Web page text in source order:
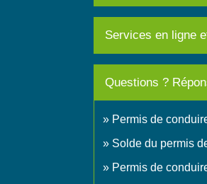
Services en ligne
Questions ?
Permis de
Solde du permis
Permis de